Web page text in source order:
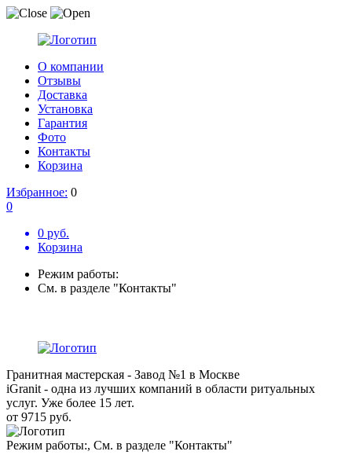
О компании
Отзывы
Доставка
Установка
Гарантия
Фото
Контакты
Корзина
Избранное: 0
0
0 руб.
Корзина
Режим работы:
См. в разделе "Контакты"
Гранитная мастерская - Завод №1 в Москве
iGranit - одна из лучших компаний в области ритуальных
услуг. Уже более 15 лет.
от 9715 руб.
Режим работы:, См. в разделе "Контакты"